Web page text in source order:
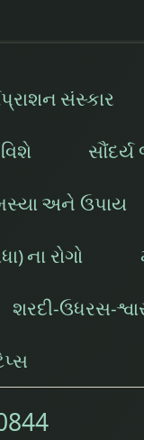
સંસ્કાર
અને ઉપાય
ના રોગો
શરદી-ઉધરસ-